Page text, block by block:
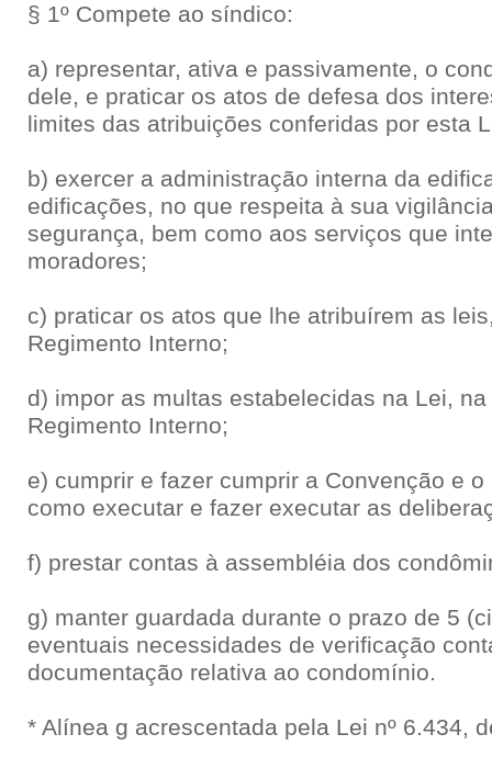
§ 1º Compete ao síndico:
a) representar, ativa e passivamente, o
dele, e praticar os atos de defesa dos
limites das atribuições conferidas por esta
b) exercer a administração interna da
edificações, no que respeita à sua
segurança, bem como aos serviços que
moradores;
c) praticar os atos que lhe atribuírem as
Regimento Interno;
d) impor as multas estabelecidas na Lei,
Regimento Interno;
e) cumprir e fazer cumprir a Convenção e
como executar e fazer executar as
f) prestar contas à assembléia dos
g) manter guardada durante o prazo de 5
eventuais necessidades de verificação
documentação relativa ao condomínio.
* Alínea g acrescentada pela Lei nº 6.434,